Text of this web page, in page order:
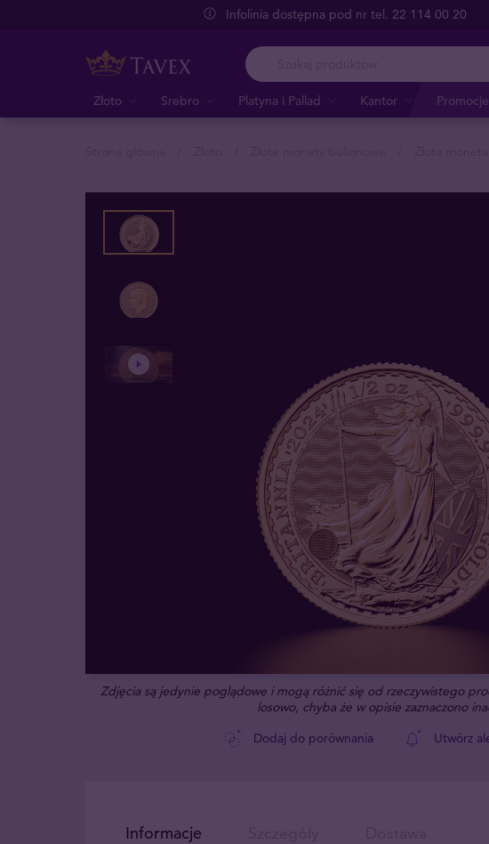
Infolinia dostępna pod nr tel. 22 114 00 20
Złoto Srebro Platyna i Pallad Kantor Promocje
Zdjęcia są jedynie poglądowe i mogą różnić się od rzeczywistego
losowo, chyba że w opisie zaznaczono
Dodaj do porównania
Utwórz
Informacje